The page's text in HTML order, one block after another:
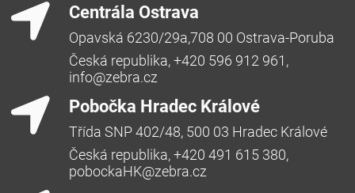
Centrála Ostrava
Opavská 6230/29a,708 00 Ostrava-Poruba
Česká republika, +420 596 912 961,
info@zebra.cz
Pobočka Hradec Králové
Třída SNP 402/48, 500 03 Hradec Králové
Česká republika, +420 491 615 380,
pobockaHK@zebra.cz